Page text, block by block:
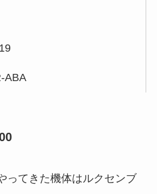
ABA
ってきた機体はルクセンブ